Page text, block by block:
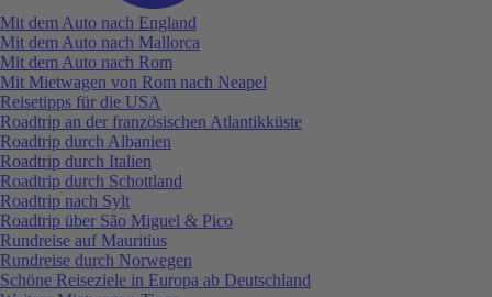
Mit dem Auto nach England
Mit dem Auto nach Mallorca
Mit dem Auto nach Rom
Mit Mietwagen von Rom nach Neapel
Reisetipps für die USA
Roadtrip an der französischen Atlantikküste
Roadtrip durch Albanien
Roadtrip durch Italien
Roadtrip durch Schottland
Roadtrip nach Sylt
Roadtrip über São Miguel & Pico
Rundreise auf Mauritius
Rundreise durch Norwegen
Schöne Reiseziele in Europa ab Deutschland